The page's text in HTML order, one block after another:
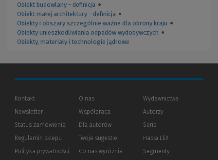
Obiekt budowlany - definicja ●
Obiekt małej architektury - definicja ●
Obiekty i obszary szczególnie ważne dla obrony kraju ●
Obiekty unieszkodliwiania odpadów wydobywczych ●
Obiekty, materiały i technologie jądrowe
Kontakt
Newsletter
Status zamówienia
Regulamin sklepu
Polityka prywatności (Nowe
(Link
O nas
Współpraca
Dla autorów(Nowe
(Link
innej
Twoje sugestie
Co nas wyróżnia
Wydawnictwa
Autorzy
Serie
Hasła LEX
Segmenty